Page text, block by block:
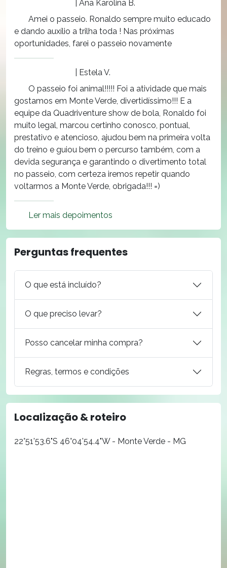
| Ana Karolina B.
Amei o passeio. Ronaldo sempre muito educado
e dando auxílio a trilha toda ! Nas próximas
oportunidades, farei o passeio novamente
| Estela V.
O passeio foi animal!!!!! Foi a atividade que mais
gostamos em Monte Verde, divertidíssimo!!! E a
equipe da Quadriventure show de bola, Ronaldo foi
muito legal, marcou certinho conosco, pontual,
prestativo e atencioso, ajudou bem na primeira volta
do treino e guiou bem o percurso também, com a
devida segurança e garantindo o divertimento total
no passeio, com certeza iremos repetir quando
voltarmos a Monte Verde, obrigada!!! =)
Ler mais depoimentos
Perguntas frequentes
O que está incluído?
O que preciso levar?
Posso cancelar minha compra?
Regras, termos e condições
Localização & roteiro
22°51'53.6"S 46°04'54.4"W - Monte Verde - MG